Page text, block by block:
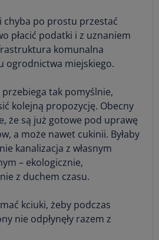
chyba po prostu przestać
płacić podatki i z uznaniem
komunalna
ogrodnictwa miejskiego.
tak pomyślnie,
kolejną propozycję. Obecny
że są już gotowe pod uprawę
a może nawet cukinii. Byłaby
kanalizacja z własnym
– ekologicznie,
z duchem czasu.
kciuki, żeby podczas
nie odpłynęły razem z